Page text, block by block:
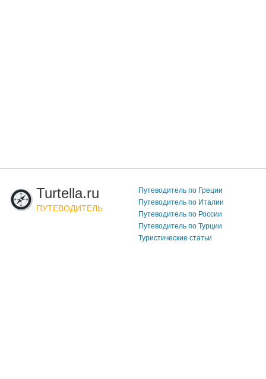
Turtella.ru
ПУТЕВОДИТЕЛЬ
Путеводитель по Греции
Путеводитель по Италии
Путеводитель по России
Путеводитель по Турции
Туристические статьи